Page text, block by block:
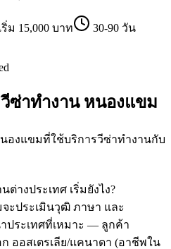
ริ่ม 15,000 บาท
30-90 วัน
วีซ่าทำงาน หนองแขม
องแขมที่ใช้บริการวีซ่าทำงานกับ
างประเทศ เริ่มยังไง?
ะประเมินวุฒิ ภาษา และ
ประเทศที่เหมาะ — ลูกค้า
ออสเตรเลีย/แคนาดา (อาชีพใน